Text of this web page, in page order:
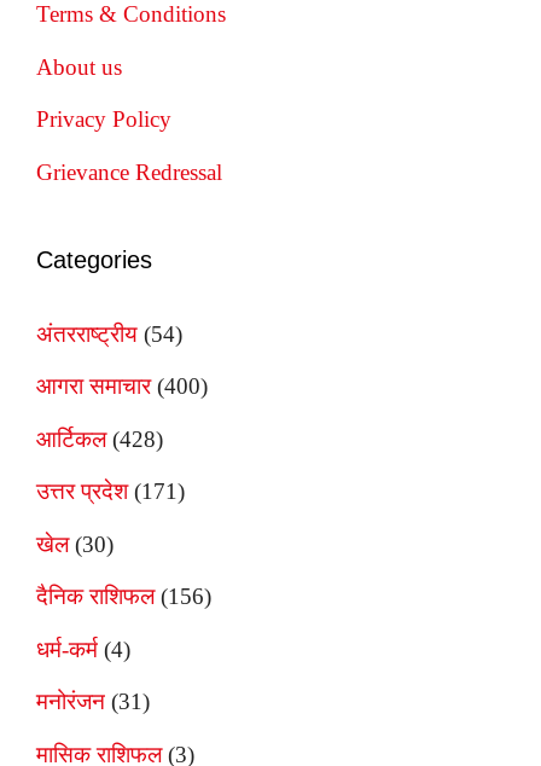
Terms & Conditions
About us
Privacy Policy
Grievance Redressal
Categories
अंतरराष्ट्रीय (54)
आगरा समाचार(400)
आर्टिकल(428)
उत्तर प्रदेश(171)
खेल(30)
दैनिक राशिफल(156)
धर्म-कर्म (4)
मनोरंजन (31)
मासिक राशिफल(3)